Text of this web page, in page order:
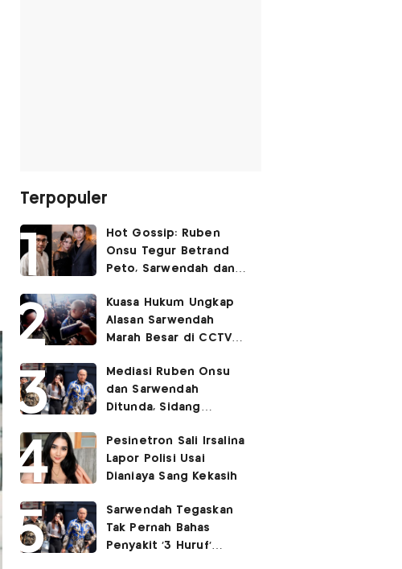
Terpopuler
Hot Gossip: Ruben
Onsu Tegur Betrand
Peto, Sarwendah dan
Kemesraan
Kuasa Hukum Ungkap
Alasan Sarwendah
Marah Besar di CCTV
Kecewa Mendalam
Mediasi Ruben Onsu
dan Sarwendah
Ditunda, Sidang
Pesinetron Sali Irsalina
Lapor Polisi Usai
Dianiaya Sang Kekasih
Sarwendah Tegaskan
Tak Pernah Bahas
Penyakit '3 Huruf'